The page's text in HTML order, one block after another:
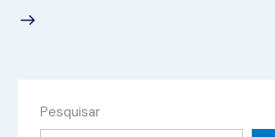
Pesquisar